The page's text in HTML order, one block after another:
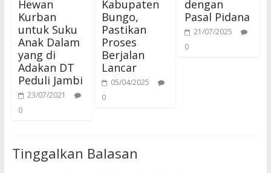
Hewan
Kurban
untuk Suku
Anak Dalam
yang di
Adakan DT
Peduli Jambi
23/07/2021
0
Kabupaten
Bungo,
Pastikan
Proses
Berjalan
Lancar
05/04/2025
0
dengan
Pasal Pidana
21/07/2025
0
Tinggalkan Balasan